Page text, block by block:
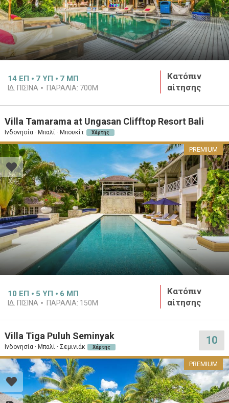
14 ΕΠ 7 ΥΠ 7 ΜΠ
ΙΔ. ΠΙΣΊΝΑ ΠΑΡΑΛΊΑ: 700M
Κατόπιν
αίτησης
Villa Tamarama at Ungasan Clifftop Resort Bali
Ινδονησία · Μπαλί · Μπουκίτ Χάρτης
PREMIUM
10 ΕΠ 5 ΥΠ 6 ΜΠ
ΙΔ. ΠΙΣΊΝΑ ΠΑΡΑΛΊΑ: 150M
Κατόπιν
αίτησης
Villa Tiga Puluh Seminyak
Ινδονησία · Μπαλί · Σεμινιάκ Χάρτης
10
PREMIUM